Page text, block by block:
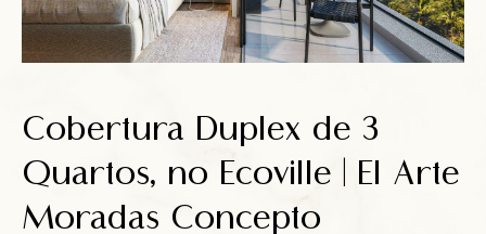
Blog
Sobre nós
Anuncie
Cobertura Duplex de 3
Quartos, no Ecoville | El Arte
Moradas Concepto